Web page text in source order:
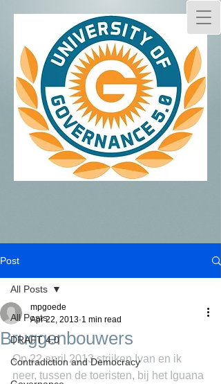
Post
All Posts
DRAFT 4.0
Contradiction and Democracy
All Posts
Bruggenbouwers
mpgoede
Apr 22, 2013 1 min read
Op 22 april 2013 strijken Ivan en ik
neer, tussen de toeristen, bij het Iguana